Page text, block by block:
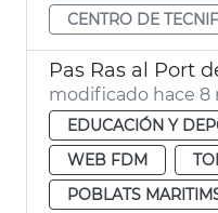
CENTRO DE
Pas Ras al Port
modificado hace 8
EDUCACIÓN Y
WEB FDM
POBLATS